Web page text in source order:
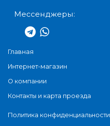
Мессенджеры:
Главная
Интернет-магазин
О компании
Контакты и карта проезда
Политика конфиденциальности